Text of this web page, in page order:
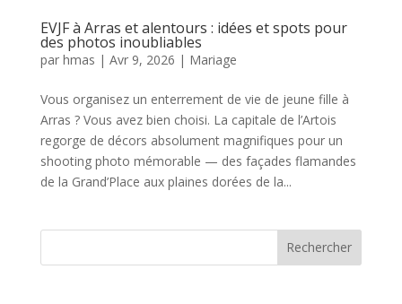
EVJF à Arras et alentours : idées et spots pour
des photos inoubliables
par hmas | Avr 9, 2026 | Mariage
Vous organisez un enterrement de vie de jeune fille à
Arras ? Vous avez bien choisi. La capitale de l’Artois
regorge de décors absolument magnifiques pour un
shooting photo mémorable — des façades flamandes
de la Grand’Place aux plaines dorées de la...
Rechercher